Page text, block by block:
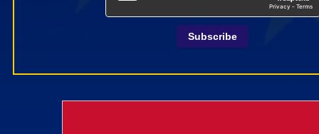
Subscribe